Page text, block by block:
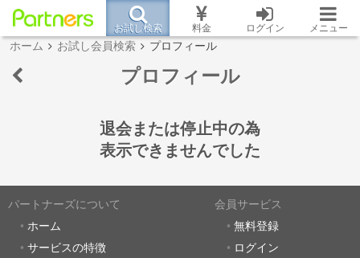
お試し検索 料金 ログイン メニュー
ホーム お試し会員検索 プロフィール
プロフィール
退会または停止中の為
表示できませんでした
パートナーズについて
ホーム
サービスの特徴
会員サービス
無料登録
ログイン